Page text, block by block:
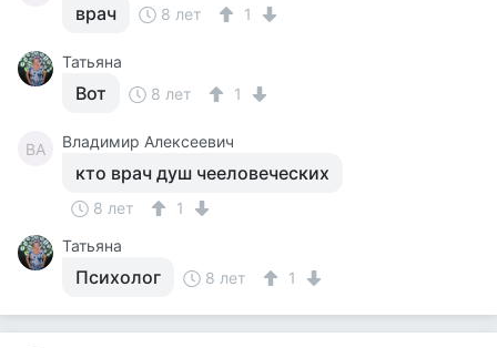
врач 8 лет 1
Татьяна
Вот 8 лет 1
ВА Владимир Алексеевич
кто врач душ чееловеческих
8 лет
1
Татьяна
Психолог 8 лет 1